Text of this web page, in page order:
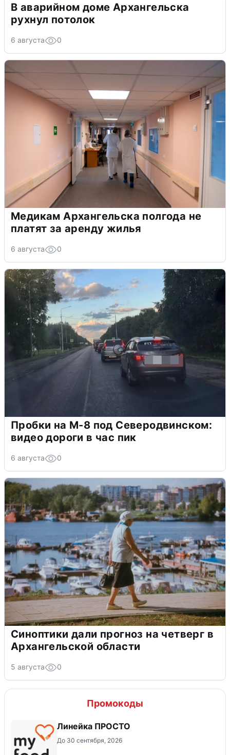
В аварийном доме Архангельска
рухнул потолок
6 августа 0
Медикам Архангельска полгода не
платят за аренду жилья
6 августа 0
Пробки на М-8 под Северодвинском:
видео дороги в час пик
6 августа 0
Синоптики дали прогноз на четверг в
Архангельской области
5 августа 0
Промокоды
Линейка ПРОСТО
До 30 сентября, 2026